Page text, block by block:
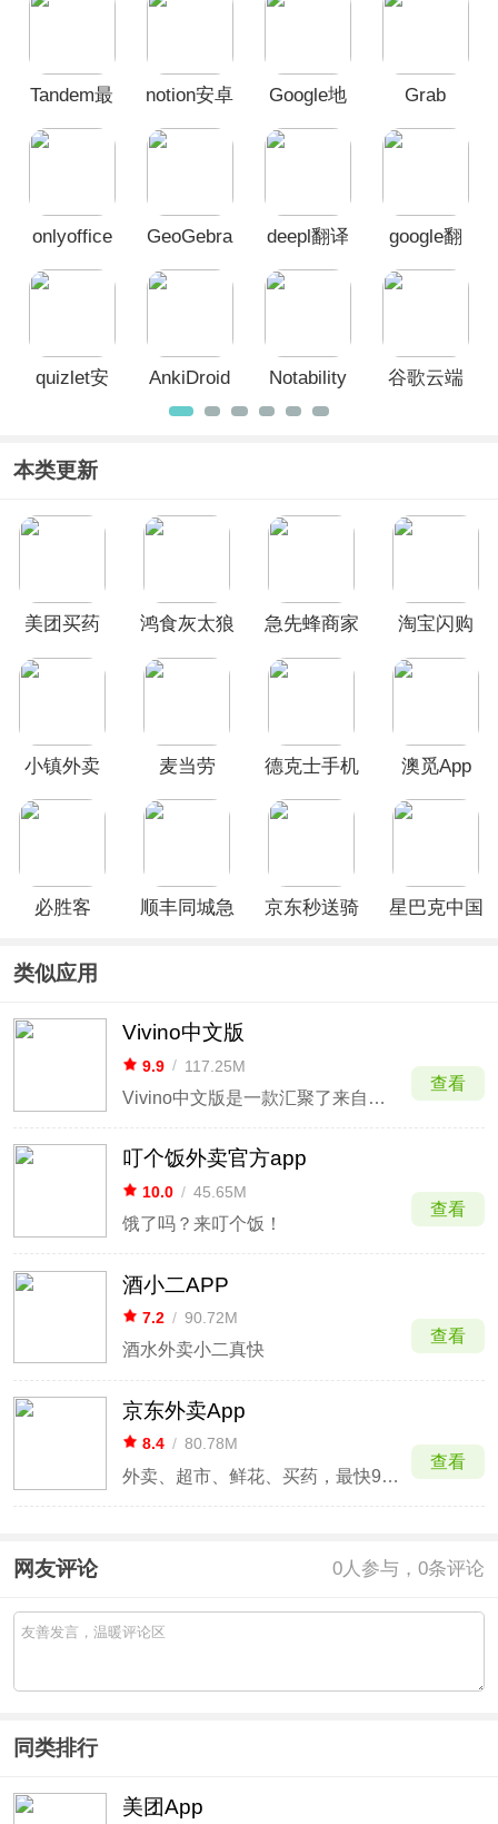
图”、购物时的“省钱利器”，全方位助力
你横扫障碍，快速适应并享受精彩的留
Tandem最
notion安卓
Google地
Grab
onlyoffice
GeoGebra
deepl翻译
google翻
quizlet安
AnkiDroid
中文版
Notability
笔记苹果
谷歌云端
本类更新
美团买药
鸿食灰太狼
急先蜂商家
淘宝闪购
小镇外卖
麦当劳
德克士手机
澳觅App
必胜客
顺丰同城急
京东秒送骑
星巴克中国
类似应用
Vivino中文版
9.9 / 117.25M
Vivino中文版是一款汇聚了来自全球3000万用户的葡萄酒识别应用。这款软件无论你是初学者、葡萄酒爱好者还是专业品酒大师，都能让你轻松掌握葡萄酒的世界，让选酒品酒变得简单有趣。
查看
叮个饭外卖官方app
10.0 / 45.65M
饿了吗？来叮个饭！
查看
酒小二APP
7.2 / 90.72M
酒水外卖小二真快
查看
京东外卖App
8.4 / 80.78M
外卖、超市、鲜花、买药，最快9分钟送到手
查看
网友评论 0人参与，0条评论
同类排行
美团App